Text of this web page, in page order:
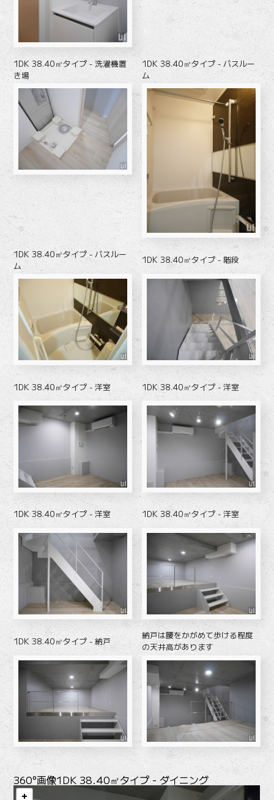
1DK 38.40㎡タイプ - 洗濯機置
き場
1DK 38.40㎡タイプ - バスルー
ム
1DK 38.40㎡タイプ - バスルー
ム
1DK 38.40㎡タイプ - 階段
1DK 38.40㎡タイプ - 洋室 1DK 38.40㎡タイプ - 洋室
1DK 38.40㎡タイプ - 洋室 1DK 38.40㎡タイプ - 洋室
1DK 38.40㎡タイプ - 納戸
納戸は腰をかがめて歩ける程度
の天井高があります
360°画像1DK 38.40㎡タイプ - ダイニング